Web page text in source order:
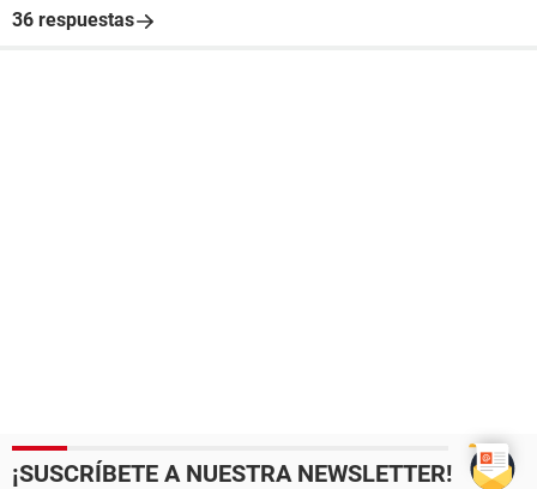
36 respuestas
¡SUSCRÍBETE A NUESTRA NEWSLETTER!